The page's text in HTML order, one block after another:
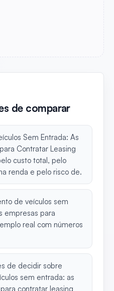
de comparar
Sem Entrada: As
Contratar Leasing
custo total, pelo
renda e pelo risco de.
de veículos sem
empresas para
real com números
de decidir sobre
sem entrada: as
contratar leasing